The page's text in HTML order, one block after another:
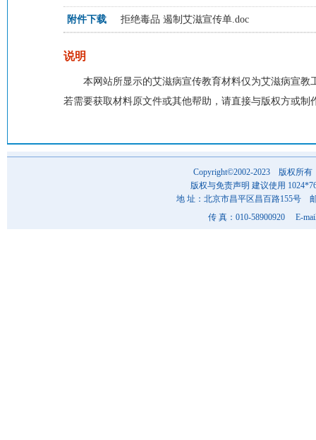
附件下载 拒绝毒品 遏制艾滋宣传单.doc
说明
本网站所显示的艾滋病宣传教育材料仅为艾滋病宣
若需要获取材料原文件或其他帮助，请直接与版权方或制
Copyright©2002-2023 版权所有
版权与免责声明 建议使用
地 址：北京市昌平区昌百路155号
传 真：010-58900920 E-